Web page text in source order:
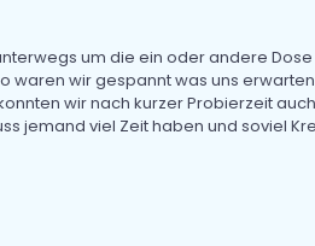
um die ein oder andere Dose
waren wir gespannt was uns
wir nach kurzer Probierzeit
jemand viel Zeit haben und soviel